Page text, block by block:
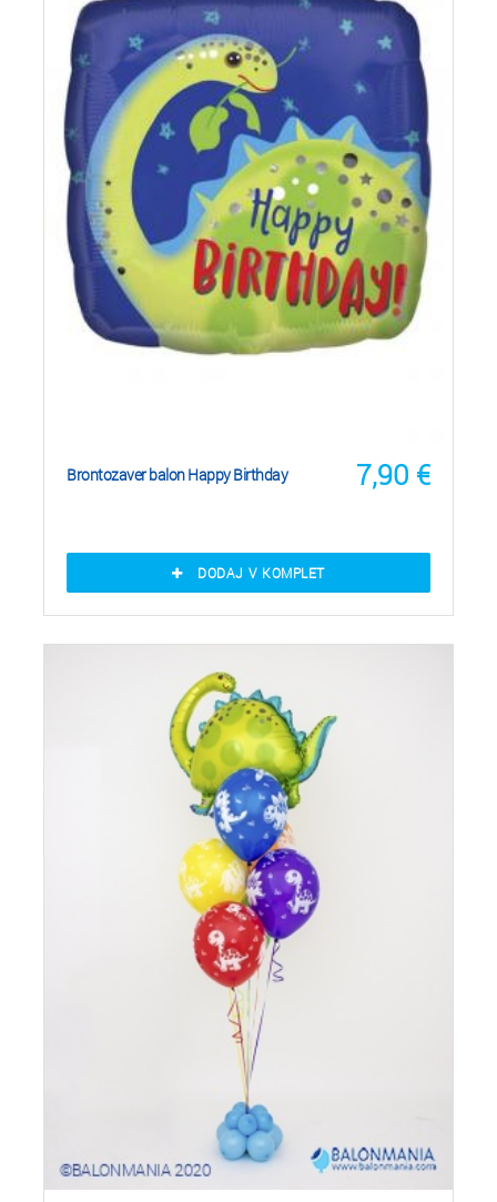
7,90 €
Brontozaver balon Happy Birthday
DODAJ V KOMPLET